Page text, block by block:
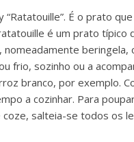
É o prato
é um prato típico
frio, sozinho ou a
branco, por exemplo.
a cozinhar. Para
salteia-se todos os